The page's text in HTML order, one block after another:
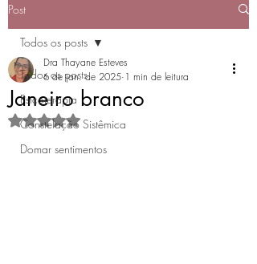
Post
Todos os posts
Psicoterapia
Constelação Sistêmica
Domar sentimentos
Todos os posts
Janeiro branco
Dra Thayane Esteves
6 de jan. de 2025 1 min de leitura
Avaliado com NaN de 5 estrelas.